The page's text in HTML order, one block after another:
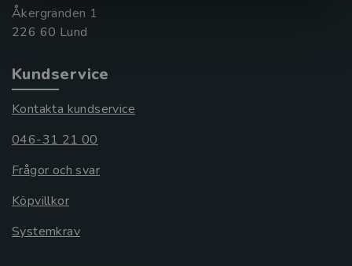
Åkergränden 1
Kundservice
Kontakta kundservice
046-31 21 00
Frågor och svar
Köpvillkor
Systemkrav